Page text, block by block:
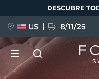
DESCUBRE
US 8/11/26